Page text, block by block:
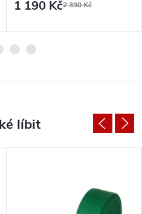
1 190 Kč2 390 Kč